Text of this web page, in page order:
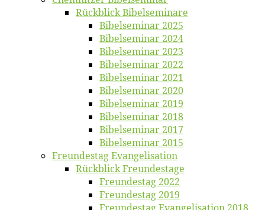
Rück­blick Bibelseminare
Bi­bel­se­mi­nar 2025
Bi­bel­se­mi­nar 2024
Bi­bel­se­mi­nar 2023
Bi­bel­se­mi­nar 2022
Bi­bel­se­mi­nar 2021
Bi­bel­se­mi­nar 2020
Bi­bel­se­mi­nar 2019
Bi­bel­se­mi­nar 2018
Bibelsemi­nar 2017
Bibelsemi­nar 2015
Freun­des­tag Evangelisation
Rück­blick Freundestage
Freun­des­tag 2022
Freun­des­tag 2019